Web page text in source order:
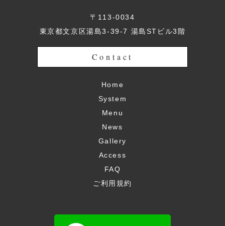
〒113-0034
東京都文京区湯島3-39-7 湯島STビル3階
Contact
Home
System
Menu
News
Gallery
Access
FAQ
ご利用規約